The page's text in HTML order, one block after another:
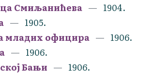
Смиљанићева
1904.
1905.
младих официра
1906.
1906.
Бањи
1906.